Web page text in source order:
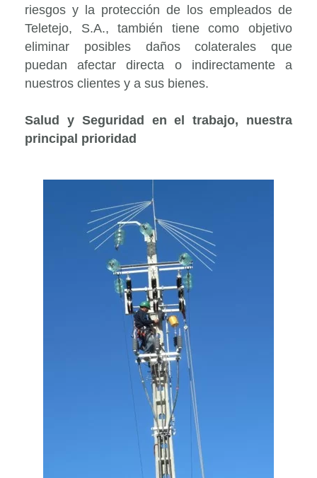
riesgos y la protección de los empleados de
Teletejo, S.A., también tiene como objetivo
eliminar posibles daños colaterales que
puedan afectar directa o indirectamente a
nuestros clientes y a sus bienes.
Salud y Seguridad en el trabajo, nuestra
principal prioridad